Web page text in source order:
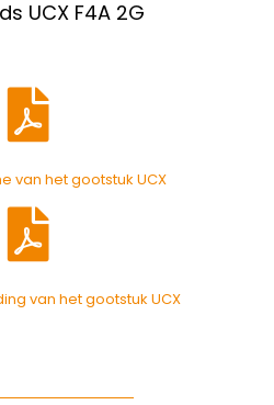
UCX F4A 2G
van het gootstuk UCX
van het gootstuk UCX